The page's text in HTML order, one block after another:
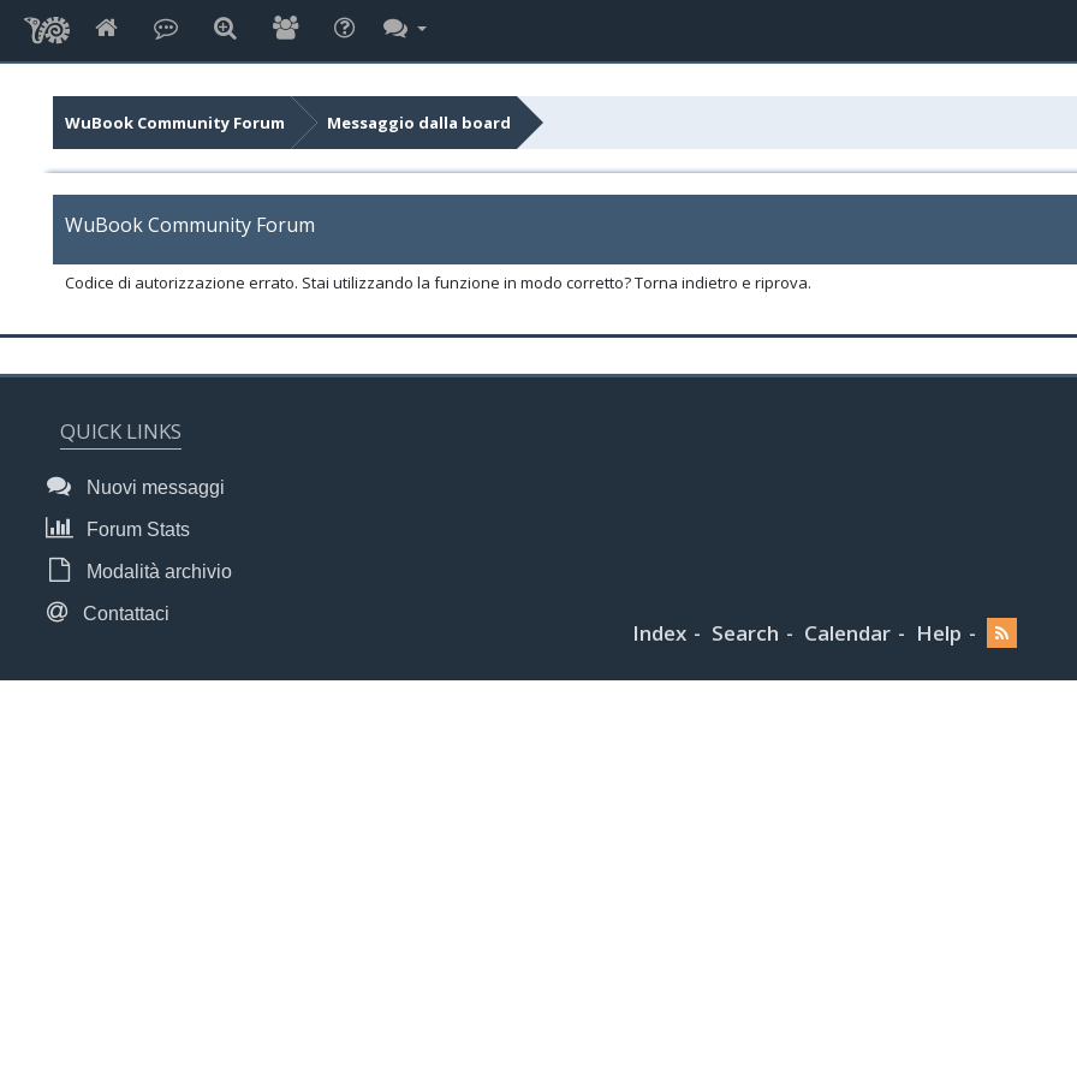
WuBook Community Forum Messaggio dalla board
WuBook Community Forum
Codice di autorizzazione errato. Stai utilizzando la funzione in modo corretto? Torna indietro e riprova.
QUICK LINKS
Nuovi messaggi
Forum Stats
Modalità archivio
Contattaci
Index Search Calendar Help